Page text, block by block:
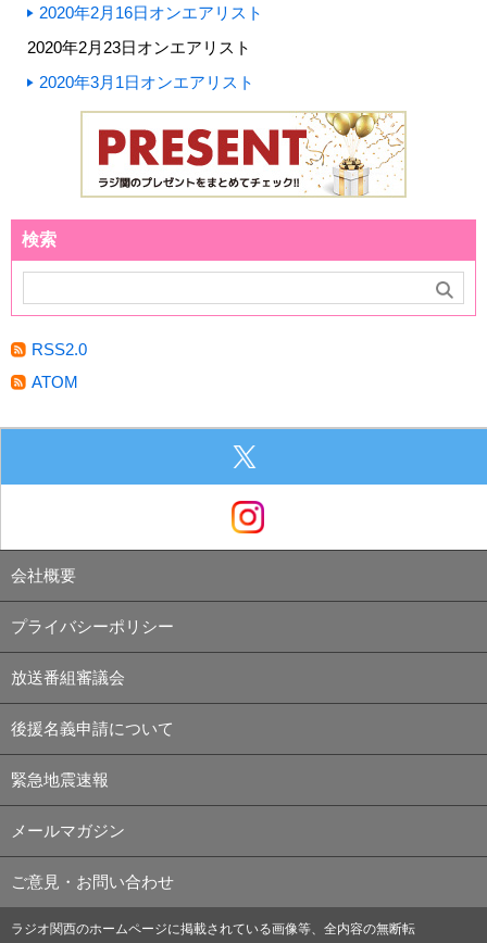
2020年2月16日オンエアリスト
2020年2月23日オンエアリスト
2020年3月1日オンエアリスト
検索
RSS2.0
ATOM
会社概要
プライバシーポリシー
放送番組審議会
後援名義申請について
緊急地震速報
メールマガジン
ご意見・お問い合わせ
ラジオ関西のホームページに掲載されている画像等、全内容の無断転